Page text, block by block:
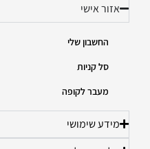
אזור אישי
החשבון שלי
סל קניות
מעבר לקופה
מידע שימושי